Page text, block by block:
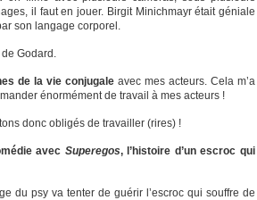
il faut en jouer. Birgit Minichmayr était géniale
son langage corporel.
de Godard.
de la vie conjugale avec mes acteurs. Cela m’a
énormément de travail à mes acteurs !
donc obligés de travailler (rires) !
avec Superegos, l’histoire d’un escroc qui
du psy va tenter de guérir l’escroc qui souffre de